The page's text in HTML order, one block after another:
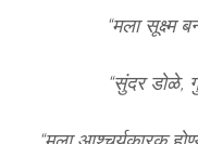
“मला सूक्ष्म
“सुंदर डोळे,